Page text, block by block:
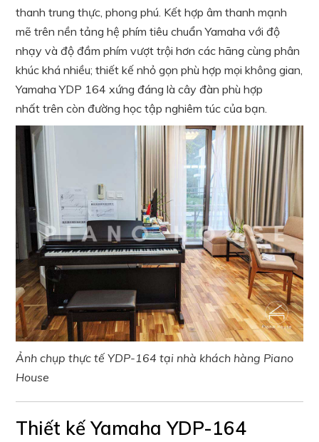
thanh trung thực, phong phú. Kết hợp âm thanh mạnh
mẽ trên nền tảng hệ phím tiêu chuẩn Yamaha với độ
nhạy và độ đầm phím vượt trội hơn các hãng cùng phân
khúc khá nhiều; thiết kế nhỏ gọn phù hợp mọi không gian,
Yamaha YDP 164 xứng đáng là cây đàn phù hợp
nhất trên còn đường học tập nghiêm túc của bạn.
Ảnh chụp thực tế YDP-164 tại nhà khách hàng Piano
House
Thiết kế Yamaha YDP-164